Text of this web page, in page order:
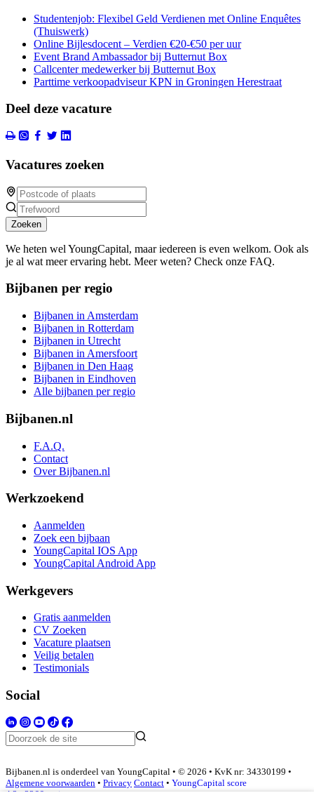
Studentenjob: Flexibel Geld Verdienen met Online Enquêtes
(Thuiswerk)
Online Bijlesdocent – Verdien €20-€50 per uur
Event Brand Ambassador bij Butternut Box
Callcenter medewerker bij Butternut Box
Parttime verkoopadviseur KPN in Groningen Herestraat
Deel deze vacature
Vacatures zoeken
Zoeken
We heten wel YoungCapital, maar iedereen is even welkom. Ook als
je al wat meer ervaring hebt. Meer weten? Check onze FAQ.
Bijbanen per regio
Bijbanen in Amsterdam
Bijbanen in Rotterdam
Bijbanen in Utrecht
Bijbanen in Amersfoort
Bijbanen in Den Haag
Bijbanen in Eindhoven
Alle bijbanen per regio
Bijbanen.nl
F.A.Q.
Contact
Over Bijbanen.nl
Werkzoekend
Aanmelden
Zoek een bijbaan
YoungCapital IOS App
YoungCapital Android App
Werkgevers
Gratis aanmelden
CV Zoeken
Vacature plaatsen
Veilig betalen
Testimonials
Social
Bijbanen.nl is onderdeel van YoungCapital • © 2026 • KvK nr: 34330199 •
Algemene voorwaarden • Privacy Contact • YoungCapital score
4.3 - 3366 reviews